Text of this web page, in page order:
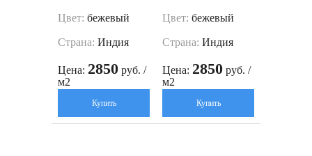
Цвет: бежевый
Страна: Индия
Цена: 2850 руб. /
м2
Купить
Цвет: бежевый
Страна: Индия
Цена: 2850 руб. /
м2
Купить